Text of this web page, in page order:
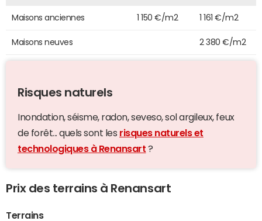
Maisons anciennes 1 150 €/m2 1 161 €/m2
Maisons neuves 2 380 €/m2
Risques naturels
Inondation, séisme, radon, seveso, sol argileux, feux
de forêt... quels sont les risques naturels et
technologiques à Renansart ?
Prix des terrains à Renansart
Terrains